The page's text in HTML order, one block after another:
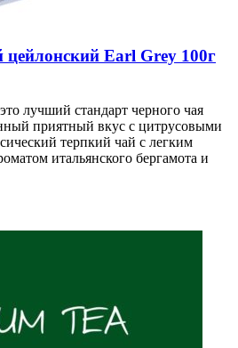
Earl Grey 100г
лучший стандарт черного чая
приятный вкус с цитрусовыми
терпкий чай с легким
итальянского бергамота и